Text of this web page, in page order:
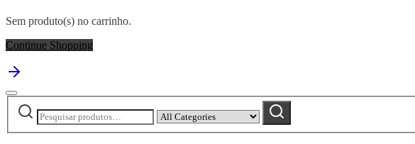
Sem produto(s) no carrinho.
Continue Shopping
Pesquisar
por:
by
category:
Pesquisar